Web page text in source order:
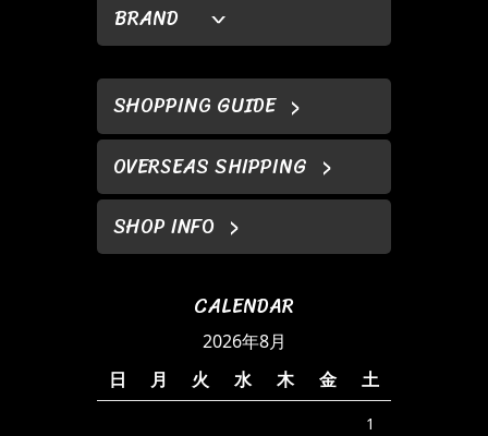
BRAND
SHOPPING GUIDE
OVERSEAS SHIPPING
SHOP INFO
CALENDAR
2026年8月
日
月 火 水 木 金 土
1